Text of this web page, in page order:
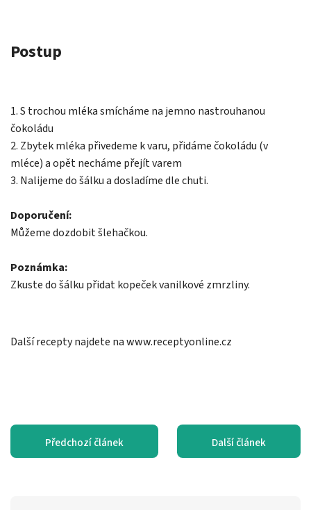
Postup
1. S trochou mléka smícháme na jemno nastrouhanou
čokoládu
2. Zbytek mléka přivedeme k varu, přidáme čokoládu (v
mléce) a opět necháme přejít varem
3. Nalijeme do šálku a dosladíme dle chuti.
Doporučení:
Můžeme dozdobit šlehačkou.
Poznámka:
Zkuste do šálku přidat kopeček vanilkové zmrzliny.
Další recepty najdete na www.receptyonline.cz
Předchozí článek Další článek